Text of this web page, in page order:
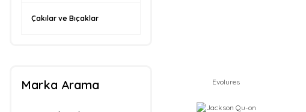
Çakılar ve Bıçaklar
Marka Arama Evolures